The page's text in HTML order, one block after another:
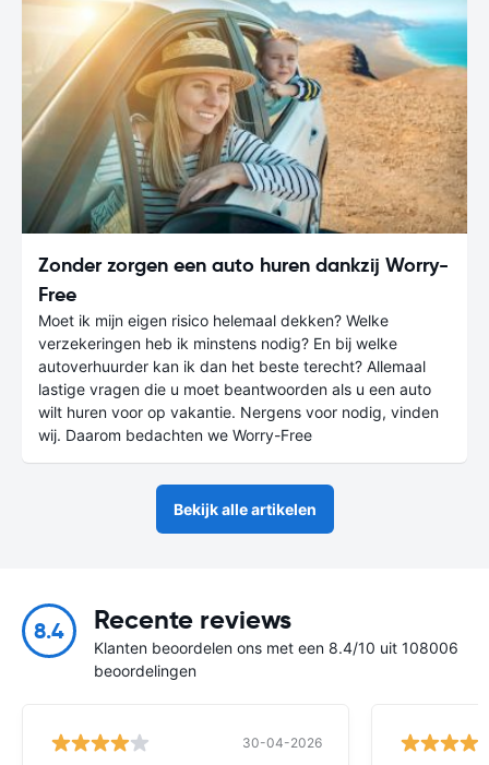
Zonder zorgen een auto huren dankzij Worry-
Free
Moet ik mijn eigen risico helemaal dekken? Welke
verzekeringen heb ik minstens nodig? En bij welke
autoverhuurder kan ik dan het beste terecht? Allemaal
lastige vragen die u moet beantwoorden als u een auto
wilt huren voor op vakantie. Nergens voor nodig, vinden
wij. Daarom bedachten we Worry-Free
Bekijk alle artikelen
8.4 Recente reviews
Klanten beoordelen ons met een 8.4/10 uit 108006
beoordelingen
30-04-2026